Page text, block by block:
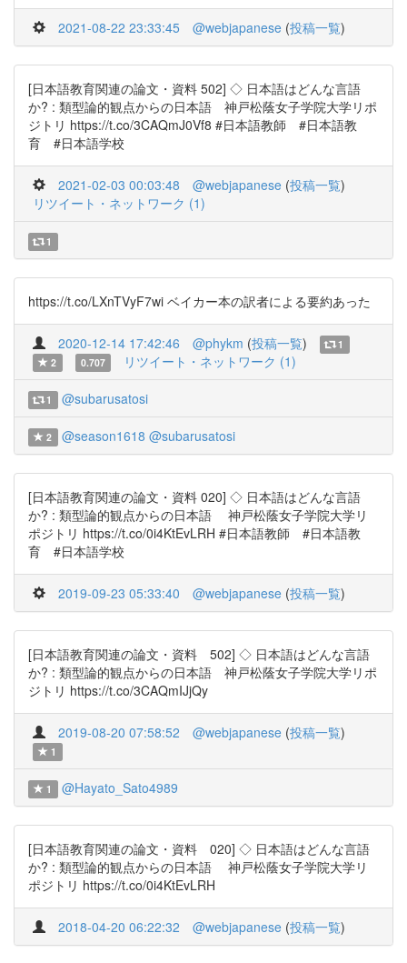
2021-08-22 23:33:45 @webjapanese (投稿一覧)
[日本語教育関連の論文・資料 502] ◇ 日本語はどんな言語
か? : 類型論的観点からの日本語 神戸松蔭女子学院大学リポ
ジトリ https://t.co/3CAQmJ0Vf8 #日本語教師 #日本語教
育 #日本語学校
2021-02-03 00:03:48 @webjapanese (投稿一覧)
リツイート・ネットワーク (1)
1
https://t.co/LXnTVyF7wi ベイカー本の訳者による要約あった
2020-12-14 17:42:46 @phykm (投稿一覧)
1
2
0.707 リツイート・ネットワーク (1)
1 @subarusatosi
2 @season1618 @subarusatosi
[日本語教育関連の論文・資料 020] ◇ 日本語はどんな言語
か? : 類型論的観点からの日本語 神戸松蔭女子学院大学リ
ポジトリ https://t.co/0i4KtEvLRH #日本語教師 #日本語教
育 #日本語学校
2019-09-23 05:33:40 @webjapanese (投稿一覧)
[日本語教育関連の論文・資料 502] ◇ 日本語はどんな言語
か? : 類型論的観点からの日本語 神戸松蔭女子学院大学リポ
ジトリ https://t.co/3CAQmIJjQy
2019-08-20 07:58:52 @webjapanese (投稿一覧)
1
1 @Hayato_Sato4989
[日本語教育関連の論文・資料 020] ◇ 日本語はどんな言語
か? : 類型論的観点からの日本語 神戸松蔭女子学院大学リ
ポジトリ https://t.co/0i4KtEvLRH
2018-04-20 06:22:32 @webjapanese (投稿一覧)